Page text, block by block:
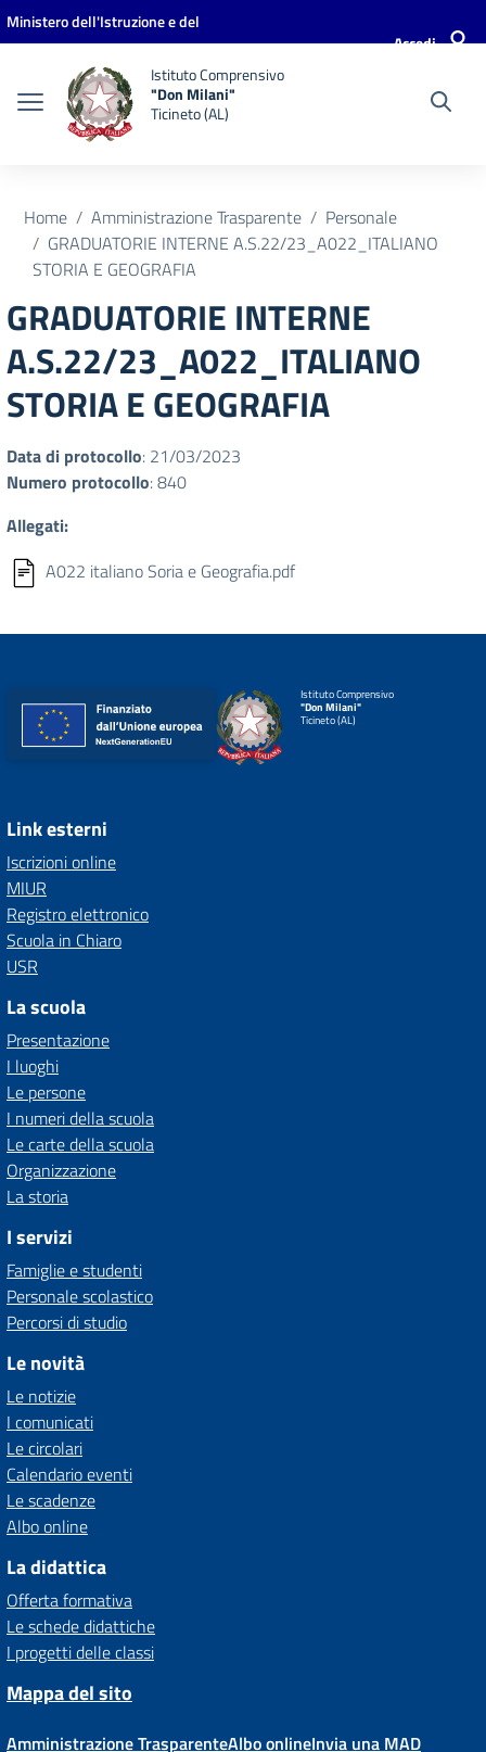
Vai ai contenuti
Vai al menu di navigazione
Vai al footer
Ministero dell'Istruzione e del
Accedi
Istituto Comprensivo
"Don Milani"
Ticineto (AL)
Home Amministrazione Trasparente
Personale
GRADUATORIE INTERNE A.S.22/23_A022_ITALIANO
STORIA E GEOGRAFIA
GRADUATORIE INTERNE
A.S.22/23_A022_ITALIANO
STORIA E GEOGRAFIA
Data di protocollo: 21/03/2023
Numero protocollo: 840
Allegati:
A022 italiano Soria e Geografia.pdf
Istituto Comprensivo
"Don Milani"
Ticineto (AL)
Link esterni
Iscrizioni online
MIUR
Registro elettronico
Scuola in Chiaro
USR
La scuola
Presentazione
I luoghi
Le persone
I numeri della scuola
Le carte della scuola
Organizzazione
La storia
I servizi
Famiglie e studenti
Personale scolastico
Percorsi di studio
Le novità
Le notizie
I comunicati
Le circolari
Calendario eventi
Le scadenze
Albo online
La didattica
Offerta formativa
Le schede didattiche
I progetti delle classi
Mappa del sito
Amministrazione TrasparenteAlbo onlineInvia una MAD